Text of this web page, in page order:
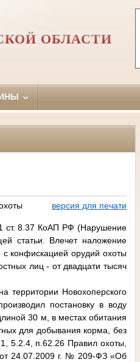
ОБЛАСТИ
версия для печати
ст. 8.37 КоАП РФ (Нарушение
статьи. Влечет наложение
конфискацией орудий охоты
лиц - от двадцати тысяч
территории Новохоперского
постановку в воду
30 м, в местах обитания
для добывания корма, без
5.2.4, п.62.26 Правил охоты,
24.07.2009 г. № 209-ФЗ «Об